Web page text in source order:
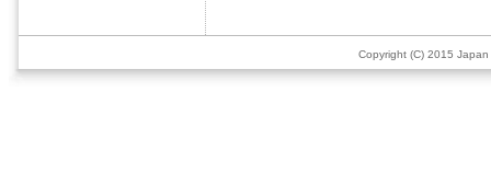
Copyright (C) 2015